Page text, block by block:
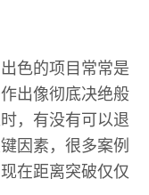
色的项目常常是
出像彻底决绝般
，有没有可以退
因素，很多案例
在距离突破仅仅